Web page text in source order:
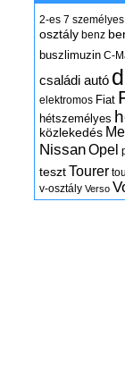
2-es 7 személyes
osztály benz
buszlimuzin C-
családi autó
elektromos Fiat
hétszemélyes
közlekedés
NissanOpel
tesztTourer
v-osztály Verso